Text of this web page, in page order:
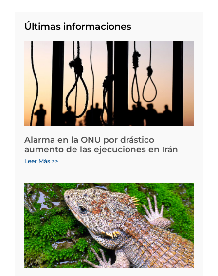
Últimas informaciones
Alarma en la ONU por drástico
aumento de las ejecuciones en Irán
Leer Más >>